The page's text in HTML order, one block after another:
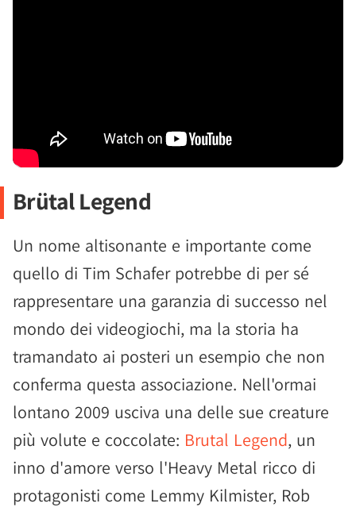
Brütal Legend
Un nome altisonante e importante come
quello di Tim Schafer potrebbe di per sé
rappresentare una garanzia di successo nel
mondo dei videogiochi, ma la storia ha
tramandato ai posteri un esempio che non
conferma questa associazione. Nell'ormai
lontano 2009 usciva una delle sue creature
più volute e coccolate: Brutal Legend, un
inno d'amore verso l'Heavy Metal ricco di
protagonisti come Lemmy Kilmister, Rob